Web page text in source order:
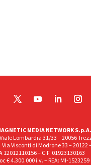
MEDIA NETWORK S.p.A.
Lombardia 31/33 – 20056
Via Visconti di Modrone 33 – 20122
12012110156 – C.F. 01923130163
€ 4.300.000 i.v. – REA: MI-1523259